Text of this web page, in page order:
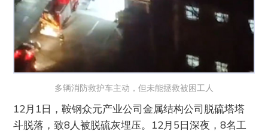
多辆消防救护车主动，但未能拯救被困工人
12月1日，鞍钢众元产业公司金属结构公司脱硫塔塔
斗脱落，致8人被脱硫灰埋压。12月5日深夜，8名工